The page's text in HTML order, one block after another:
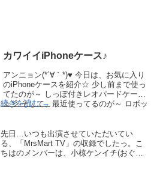
カワイイiPhoneケース♪
アンニョン(*´∀｀*)♥ 今日は、お気に入り
のiPhoneケースを紹介☆ 少し前まで使っ
てたのが～ しっぽ付きレオパードケース
☆彡 そして、最近使ってるのが～ ロボッ
続きを読む→
先日…いつも出演させていただいてい
る、「MrsMart TV」の収録でしたっ。こ
ちはのメンバーは、小椋ケンイチ(おぐ